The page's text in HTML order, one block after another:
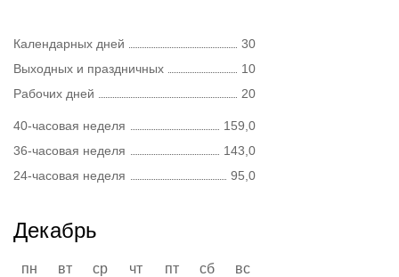
Календарных дней
30
Выходных и праздничных
10
Рабочих дней
20
40-часовая неделя
159,0
36-часовая неделя
143,0
24-часовая неделя
95,0
Декабрь
пн вт ср чт пт сб
вс